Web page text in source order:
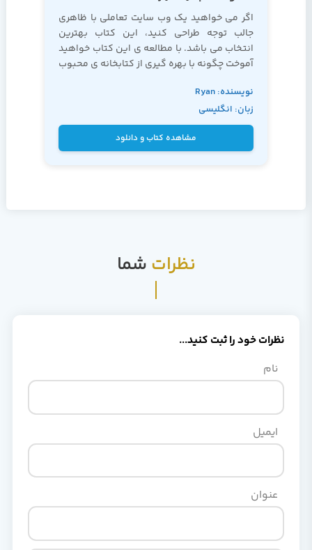
اگر می خواهید یک وب سایت تعاملی با ظاهری
جالب توجه طراحی کنید، این کتاب بهترین
انتخاب می باشد. با مطالعه ی این کتاب خواهید
آموخت چگونه با بهره گیری از کتابخانه ی محبوب
های بی نظیر به سایت خود اضافه نمایید.
نویسنده: Ryan
Benedetti, Ronan
زبان: انگلیسی
مشاهده کتاب و دانلود
نظرات شما
نظرات خود را ثبت کنید...
نام
ایمیل
عنوان